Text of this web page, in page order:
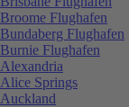
Broome Flughafen
Bundaberg Flughafen
Burnie Flughafen
Alexandria
Alice Springs
Auckland